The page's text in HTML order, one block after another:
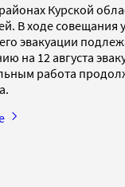
Курской
В ходе совещания
эвакуации
на 12 августа
работа